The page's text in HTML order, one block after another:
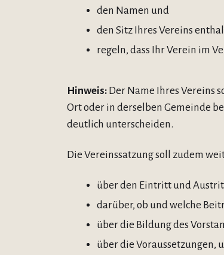
den Namen und
den Sitz Ihres Vereins
regeln, dass Ihr Verein im
Hinweis: Der Name Ihres Vereins
Ort oder in derselben Gemeinde
deutlich unterscheiden.
Die Vereinssatzung soll zudem
über den Eintritt und
darüber, ob und welche
über die Bildung des
über die